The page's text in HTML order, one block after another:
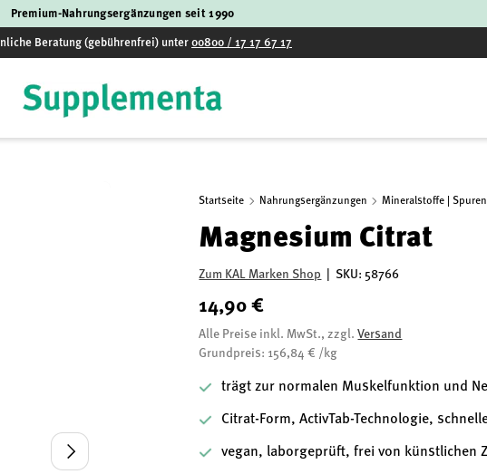
Premium-Nahrungsergänzungen seit 1990
Beratung (gebührenfrei) unter 00800 / 17 17 67 17
Nächste
Startseite Nahrungsergänzungen Mineralstoffe |
Magnesium Citrat
Zum KAL Marken Shop SKU: 58766
14,90 €
Alle Preise inkl. MwSt., zzgl.Versand
Grundpreis: 156,84 € /kg
trägt zur normalen Muskelfunktion und
Citrat-Form, ActivTab-Technologie,
vegan, laborgeprüft, frei von künstlichen